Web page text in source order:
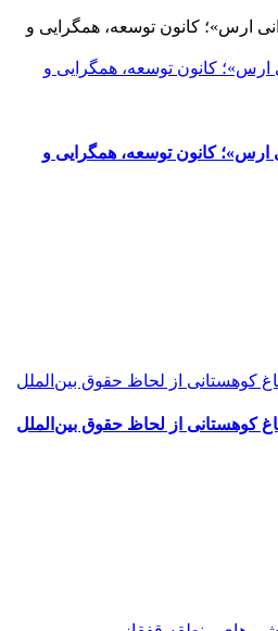
ارس»؛ کانون توسعه، همگرایی و
ارس»؛ کانون توسعه، همگرایی و
کوهستانی از لحاظ حقوق بین‌الملل
کوهستانی از لحاظ حقوق بین‌الملل